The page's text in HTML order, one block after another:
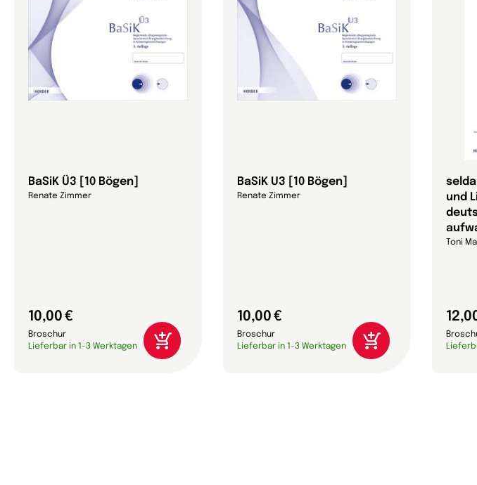
BaSiK Ü3 [10 Bögen]
Renate Zimmer
10,00 €
Broschur
Lieferbar in 1-3 Werktagen
BaSiK U3 [10 Bögen]
Renate Zimmer
10,00 €
Broschur
Lieferbar in 1-3 Werktagen
und
Toni